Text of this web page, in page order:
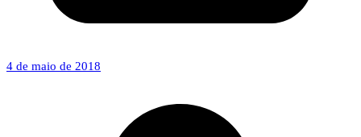
4 de maio de 2018